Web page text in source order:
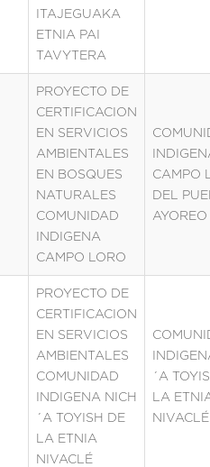
ITAJEGUAKA
ETNIA PAI
TAVYTERA
PROYECTO DE
CERTIFICACION
EN SERVICIOS
AMBIENTALES
EN BOSQUES
NATURALES
COMUNIDAD
INDIGENA
CAMPO LORO
CAMPO
DEL
AYOREO
PROYECTO DE
CERTIFICACION
EN SERVICIOS
AMBIENTALES
COMUNIDAD
INDIGENA NICH
´A TOYISH DE
LA ETNIA
NIVACLÉ
´A
LA
NIVACLÉ